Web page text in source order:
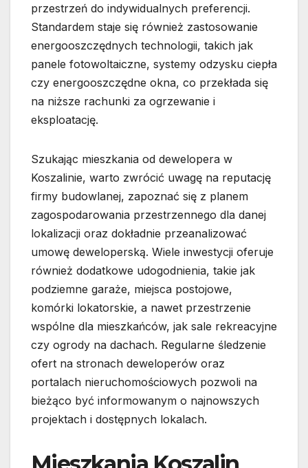
przestrzeń do indywidualnych preferencji.
Standardem staje się również zastosowanie
energooszczędnych technologii, takich jak
panele fotowoltaiczne, systemy odzysku ciepła
czy energooszczędne okna, co przekłada się
na niższe rachunki za ogrzewanie i
eksploatację.
Szukając mieszkania od dewelopera w
Koszalinie, warto zwrócić uwagę na reputację
firmy budowlanej, zapoznać się z planem
zagospodarowania przestrzennego dla danej
lokalizacji oraz dokładnie przeanalizować
umowę deweloperską. Wiele inwestycji oferuje
również dodatkowe udogodnienia, takie jak
podziemne garaże, miejsca postojowe,
komórki lokatorskie, a nawet przestrzenie
wspólne dla mieszkańców, jak sale rekreacyjne
czy ogrody na dachach. Regularne śledzenie
ofert na stronach deweloperów oraz
portalach nieruchomościowych pozwoli na
bieżąco być informowanym o najnowszych
projektach i dostępnych lokalach.